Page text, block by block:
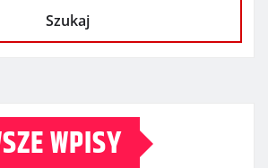
Szukaj
WPISY